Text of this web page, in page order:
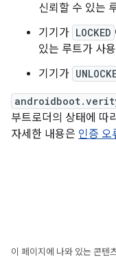
신뢰할 수 있는
기기가 LOCKED
있는 루트가 사
기기가
부트로더의 상태에 따
자세한 내용은 인증 오
이 페이지에 나와 있는 콘텐